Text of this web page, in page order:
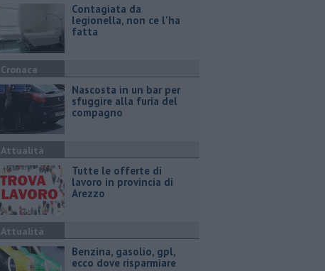
Contagiata da
legionella, non ce l'ha
fatta
Cronaca
Nascosta in un bar per
sfuggire alla furia del
compagno
Attualità
​Tutte le offerte di
lavoro in provincia di
Arezzo
Attualità
​Benzina, gasolio, gpl,
ecco dove risparmiare